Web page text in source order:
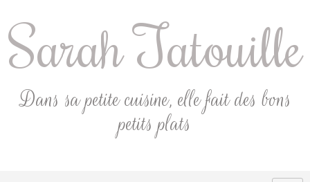
Sarah Tatouille
Dans sa petite cuisine, elle fait des bons
petits plats